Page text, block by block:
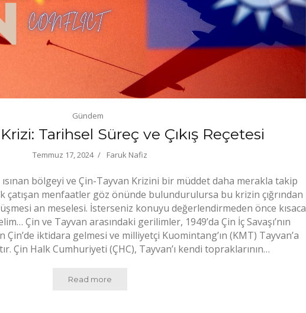
Gündem
Tarihsel Süreç ve Çıkış Reçetesi
Temmuz 17, 2024 Faruk Nafiz
bölgeyi ve Çin-Tayvan Krizini bir müddet daha merakla takip
çatışan menfaatler göz önünde bulundurulursa bu krizin çığrından
an meselesi. İsterseniz konuyu değerlendirmeden önce kısaca
Çin ve Tayvan arasındaki gerilimler, 1949’da Çin İç Savaşı’nın
Çin’de iktidara gelmesi ve milliyetçi Kuomintang’ın (KMT) Tayvan’a
Çin Halk Cumhuriyeti (ÇHC), Tayvan’ı kendi topraklarının…
Read more